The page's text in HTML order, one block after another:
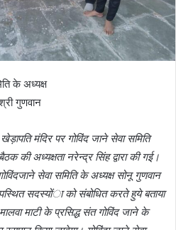
के अध्यक्ष
गुणवान
मंदिर पर गोविंद जाने सेवा समिति
की अध्यक्षता नरेन्द्र सिंह द्वारा की गई।
सेवा समिति के अध्यक्ष सोनू गुणवान
सदस्योंा को संबोधित करते हुये बताया
माटी के प्रसिद्ध संत गोविंद जाने के